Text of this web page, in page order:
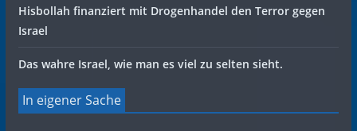
Hisbollah finanziert mit Drogenhandel den Terror gegen
Israel
Das wahre Israel, wie man es viel zu selten sieht.
In eigener Sache